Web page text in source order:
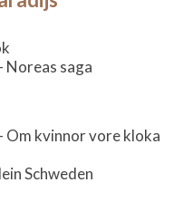
Noreas saga
Om kvinnor vore kloka
Schweden